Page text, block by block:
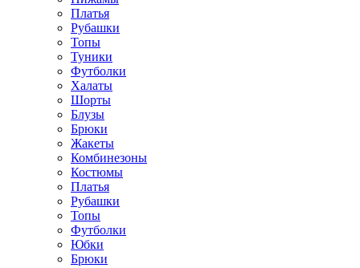
Платья
Рубашки
Топы
Туники
Футболки
Халаты
Шорты
Блузы
Брюки
Жакеты
Комбинезоны
Костюмы
Платья
Рубашки
Топы
Футболки
Юбки
Брюки